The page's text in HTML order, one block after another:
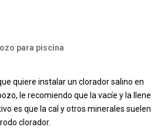
para piscina
quiere instalar un clorador salino en
le recomiendo que la vacíe y la llene
es que la cal y otros minerales suelen
clorador.